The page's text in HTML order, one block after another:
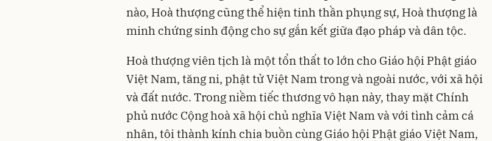
nào, Hoà thượng cũng thể hiện tinh thần phụng sự, Hoà thượng là
minh chứng sinh động cho sự gắn kết giữa đạo pháp và dân tộc.
Hoà thượng viên tịch là một tổn thất to lớn cho Giáo hội Phật giáo
Việt Nam, tăng ni, phật tử Việt Nam trong và ngoài nước, với xã hội
và đất nước. Trong niềm tiếc thương vô hạn này, thay mặt Chính
phủ nước Cộng hoà xã hội chủ nghĩa Việt Nam và với tình cảm cá
nhân, tôi thành kính chia buồn cùng Giáo hội Phật giáo Việt Nam,